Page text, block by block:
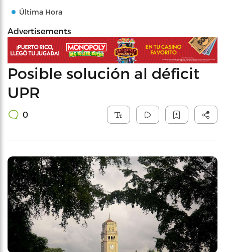
Última Hora
Advertisements
Posible solución al déficit
UPR
0